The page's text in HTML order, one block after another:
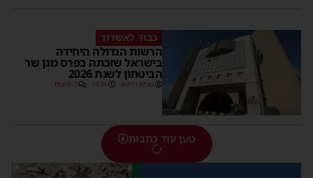
כבוד לאשדוד
הרשות הגדולה היחידה
בישראל שזכתה בפרס מגן שר
הביטחון לשנת 2026
מנחם דויטש 18:36 1 תגובות
טען עוד כתבות